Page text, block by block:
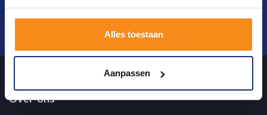
Alles toestaan
Aanpassen
Over ons